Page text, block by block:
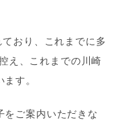
おり、これまでに多
え、これまでの川崎
す。
ご案内いただきな